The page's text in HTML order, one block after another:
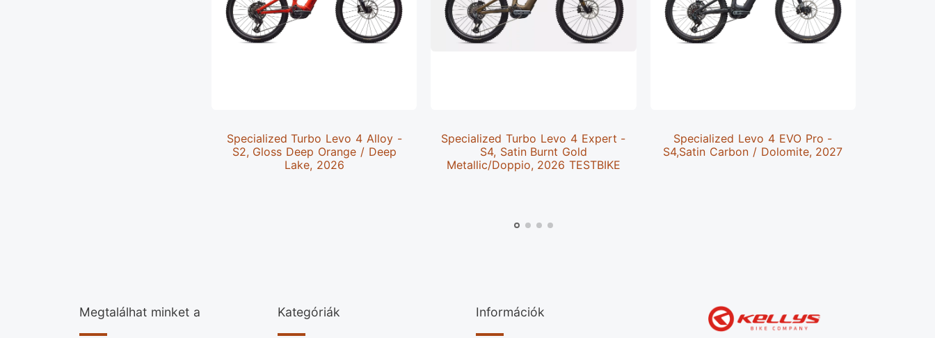
Specialized Turbo Levo 4 Alloy -
S2, Gloss Deep Orange / Deep
Lake, 2026
Specialized Turbo Levo 4 Expert -
S4, Satin Burnt Gold
Metallic/Doppio, 2026 TESTBIKE
Specialized Levo 4 EVO Pro -
S4,Satin Carbon / Dolomite, 2027
Megtalálhat minket a Kategóriák Információk